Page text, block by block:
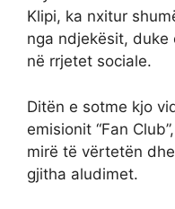
Klipi, ka nxitur
nga ndjekësit, duke
në rrjetet sociale.
Ditën e sotme kjo
emisionit “Fan
mirë të vërtetën
gjitha aludimet.